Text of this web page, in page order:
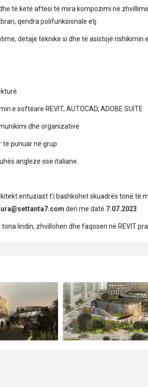
të ketë aftësi të mira kompozimi në
qendra polifunksionale etj.
detaje teknike si dhe të asistojë rishikimin
e softëare REVIT, AUTOCAD, ADOBE SUITE
dhe organizative
punuar në grup
angleze ose italiane.
entuziast t'i bashkohet skuadrës tonë të
deri me datë 7.07.2023
lindin, zhvillohen dhe faqosen në REVIT